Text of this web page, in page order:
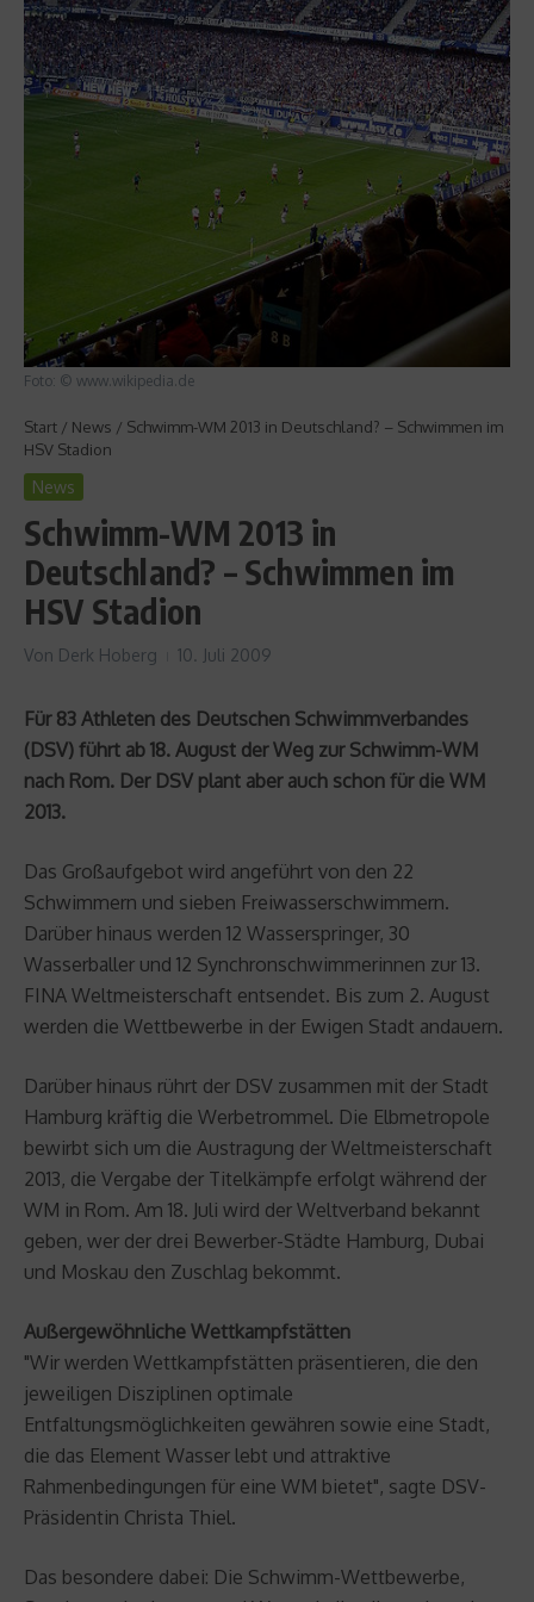
Foto: © www.wikipedia.de
Start / News / Schwimm-WM 2013 in Deutschland? – Schwimmen im
HSV Stadion
News
Schwimm-WM 2013 in
Deutschland? – Schwimmen im
HSV Stadion
Von Derk Hoberg 10. Juli 2009
Für 83 Athleten des Deutschen Schwimmverbandes
(DSV) führt ab 18. August der Weg zur Schwimm-WM
nach Rom. Der DSV plant aber auch schon für die WM
2013.
Das Großaufgebot wird angeführt von den 22
Schwimmern und sieben Freiwasserschwimmern.
Darüber hinaus werden 12 Wasserspringer, 30
Wasserballer und 12 Synchronschwimmerinnen zur 13.
FINA Weltmeisterschaft entsendet. Bis zum 2. August
werden die Wettbewerbe in der Ewigen Stadt andauern.
Darüber hinaus rührt der DSV zusammen mit der Stadt
Hamburg kräftig die Werbetrommel. Die Elbmetropole
bewirbt sich um die Austragung der Weltmeisterschaft
2013, die Vergabe der Titelkämpfe erfolgt während der
WM in Rom. Am 18. Juli wird der Weltverband bekannt
geben, wer der drei Bewerber-Städte Hamburg, Dubai
und Moskau den Zuschlag bekommt.
Außergewöhnliche Wettkampfstätten
"Wir werden Wettkampfstätten präsentieren, die den
jeweiligen Disziplinen optimale
Entfaltungsmöglichkeiten gewähren sowie eine Stadt,
die das Element Wasser lebt und attraktive
Rahmenbedingungen für eine WM bietet", sagte DSV-
Präsidentin Christa Thiel.
Das besondere dabei: Die Schwimm-Wettbewerbe,